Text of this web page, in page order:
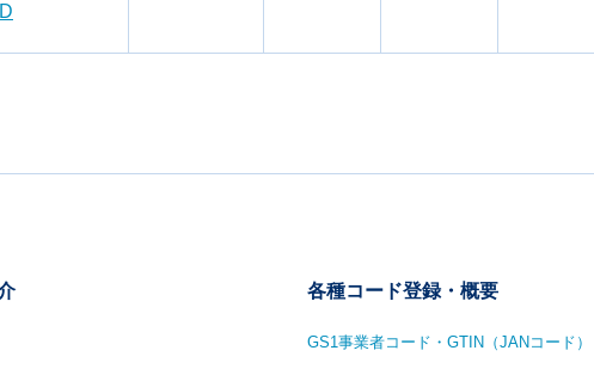
距離、読取角度、コントラスト、汚れなどの読取性能は、汎用バー
各種コード登録・概要
GS1事業者コード・GTIN（JANコード）